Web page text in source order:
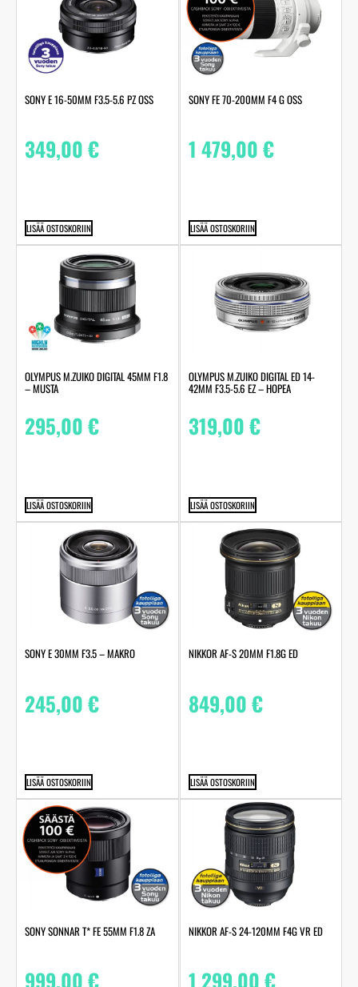
SONY E 16-50MM F3.5-5.6 PZ OSS
349,00€
LISÄÄ OSTOSKORIIN
SONY FE 70-200MM F4 G OSS
1 479,00€
LISÄÄ OSTOSKORIIN
OLYMPUS M.ZUIKO DIGITAL 45MM F1.8
– MUSTA
295,00€
LISÄÄ OSTOSKORIIN
OLYMPUS M.ZUIKO DIGITAL ED 14-
42MM F3.5-5.6 EZ – HOPEA
319,00€
LISÄÄ OSTOSKORIIN
SONY E 30MM F3.5 – MAKRO
245,00€
LISÄÄ OSTOSKORIIN
NIKKOR AF-S 20MM F1.8G ED
849,00€
LISÄÄ OSTOSKORIIN
SONY SONNAR T* FE 55MM F1.8 ZA
999,00€
NIKKOR AF-S 24-120MM F4G VR ED
1 299,00€